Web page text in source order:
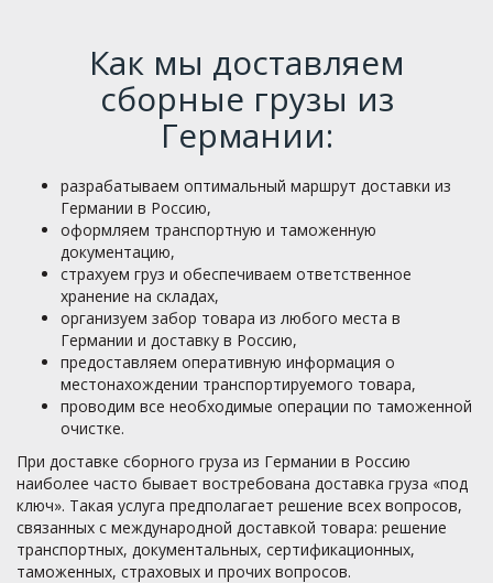
Как мы доставляем
сборные грузы из
Германии:
разрабатываем оптимальный маршрут доставки из
Германии в Россию,
оформляем транспортную и таможенную
документацию,
страхуем груз и обеспечиваем ответственное
хранение на складах,
организуем забор товара из любого места в
Германии и доставку в Россию,
предоставляем оперативную информация о
местонахождении транспортируемого товара,
проводим все необходимые операции по таможенной
очистке.
При доставке сборного груза из Германии в Россию
наиболее часто бывает востребована доставка груза «под
ключ». Такая услуга предполагает решение всех вопросов,
связанных с международной доставкой товара: решение
транспортных, документальных, сертификационных,
таможенных, страховых и прочих вопросов.